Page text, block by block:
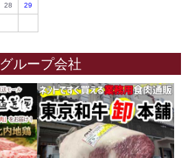
28 29
グループ会社